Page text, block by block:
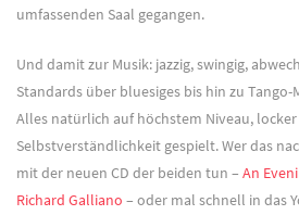
umfassenden Saal gegangen.
Und damit zur Musik: jazzig, swingig,
Standards über bluesiges bis hin zu
Alles natürlich auf höchstem Niveau,
Selbstverständlichkeit gespielt. Wer das
mit der neuen CD der beiden tun – An
Richard Galliano – oder mal schnell in das